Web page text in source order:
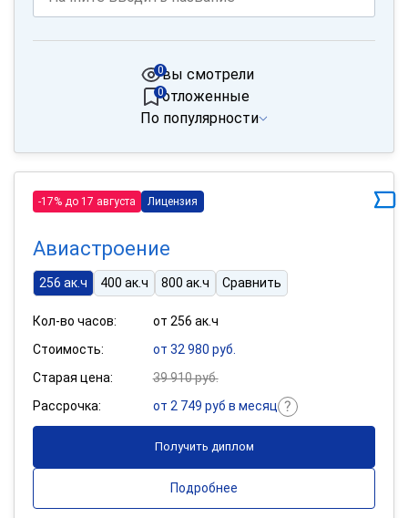
вы смотрели
0
отложенные
0
По популярности
-17% до 17 августа Лицензия
Авиастроение
256 ак.ч 400 ак.ч 800 ак.ч Сравнить
Кол-во часов:
от 256 ак.ч
Стоимость:
от 32 980 руб.
Старая цена:
39 910 руб.
Рассрочка:
от 2 749 руб в месяц
Получить диплом
Подробнее